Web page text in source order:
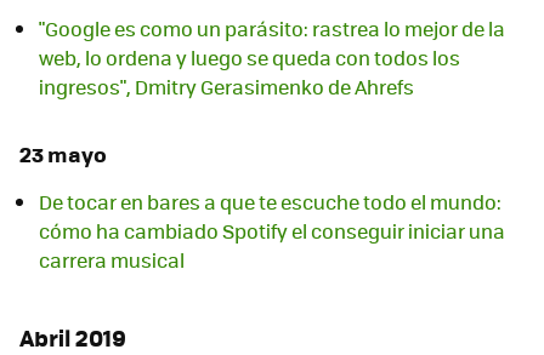
"Google es como un parásito: rastrea lo mejor de la
web, lo ordena y luego se queda con todos los
ingresos", Dmitry Gerasimenko de Ahrefs
23 mayo
De tocar en bares a que te escuche todo el mundo:
cómo ha cambiado Spotify el conseguir iniciar una
carrera musical
Abril 2019